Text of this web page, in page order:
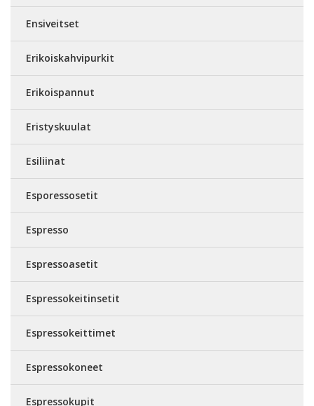
Ensiveitset
Erikoiskahvipurkit
Erikoispannut
Eristyskuulat
Esiliinat
Esporessosetit
Espresso
Espressoasetit
Espressokeitinsetit
Espressokeittimet
Espressokoneet
Espressokupit